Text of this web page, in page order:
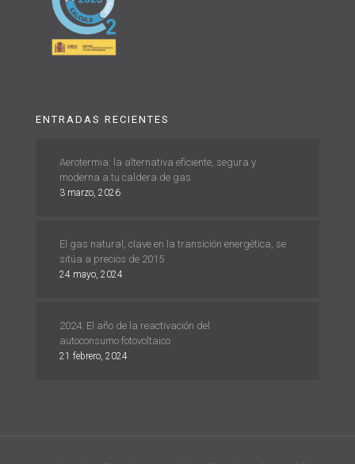
ENTRADAS RECIENTES
Aerotermia: la alternativa eficiente, segura y
moderna a tu caldera de gas
3 marzo, 2026
El gas natural, clave en la transición energética, se
sitúa a precios de 2015
24 mayo, 2024
2024: El año de la reactivación del
autoconsumo fotovoltaico
21 febrero, 2024